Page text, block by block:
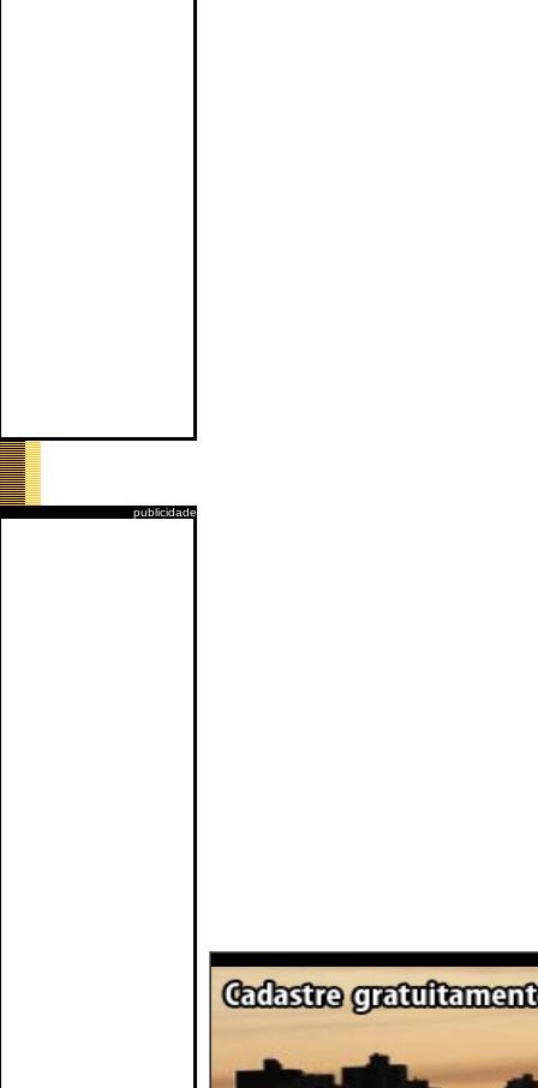
publicidade